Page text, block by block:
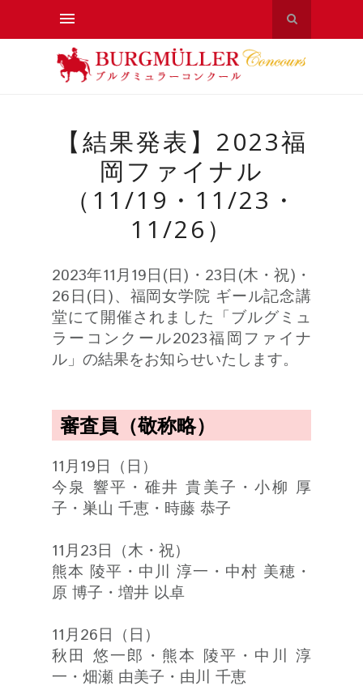
【結果発表】2023福
岡ファイナル
（11/19・11/23・
11/26）
2023年11月19日(日)・23日(木・祝)・
26日(日)、福岡女学院 ギール記念講
堂にて開催されました「ブルグミュ
ラーコンクール2023福岡ファイナ
ル」の結果をお知らせいたします。
審査員（敬称略）
11月19日（日）
今泉 響平・碓井 貴美子・小柳 厚
子・巣山 千恵・時藤 恭子
11月23日（木・祝）
熊本 陵平・中川 淳一・中村 美穂・
原 博子・増井 以卓
11月26日（日）
秋田 悠一郎・熊本 陵平・中川 淳
一・畑瀬 由美子・由川 千恵